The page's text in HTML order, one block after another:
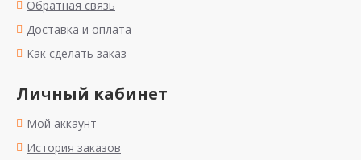
Обратная связь
Доставка и оплата
Как сделать заказ
Личный кабинет
Мой аккаунт
История заказов